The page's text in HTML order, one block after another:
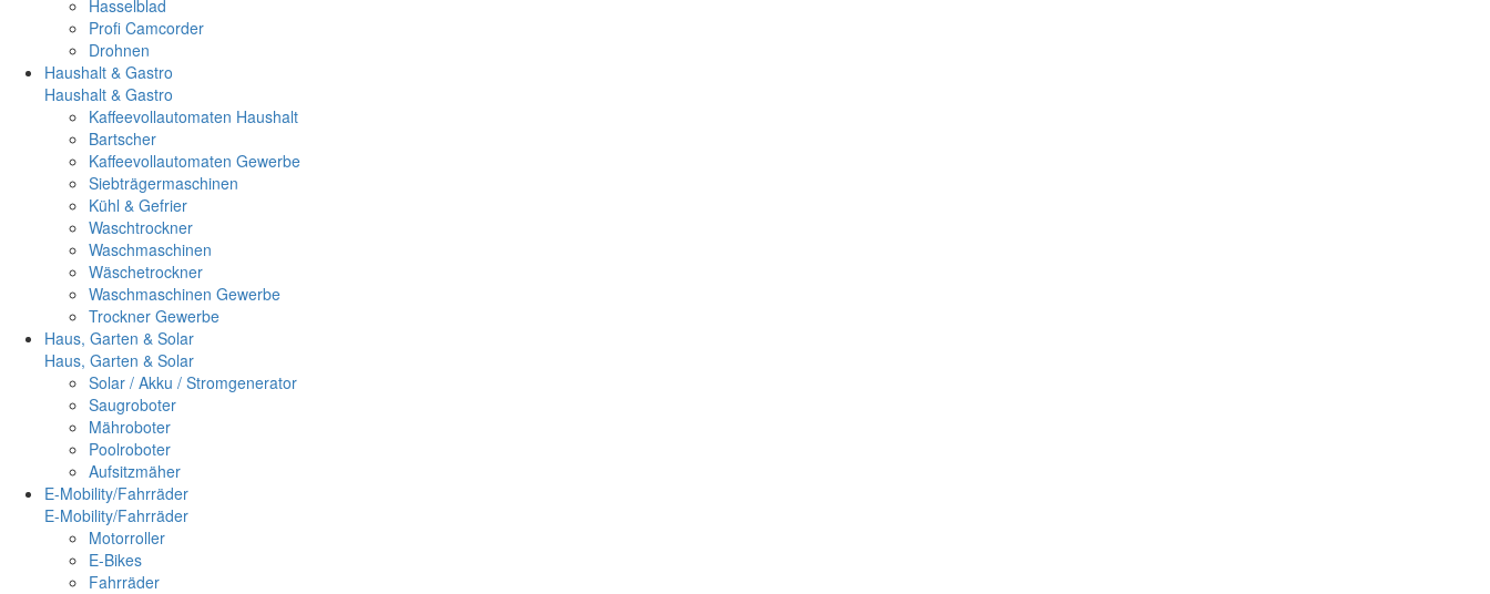
Hasselblad
Profi Camcorder
Drohnen
Haushalt & Gastro
Haushalt & Gastro
Kaffeevollautomaten Haushalt
Bartscher
Kaffeevollautomaten Gewerbe
Siebträgermaschinen
Kühl & Gefrier
Waschtrockner
Waschmaschinen
Wäschetrockner
Waschmaschinen Gewerbe
Trockner Gewerbe
Haus, Garten & Solar
Haus, Garten & Solar
Solar / Akku / Stromgenerator
Saugroboter
Mähroboter
Poolroboter
Aufsitzmäher
E-Mobility/Fahrräder
E-Mobility/Fahrräder
Motorroller
E-Bikes
Fahrräder